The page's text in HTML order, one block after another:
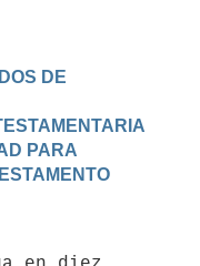
DE
PARA